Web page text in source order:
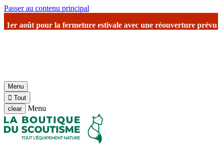
Passer au contenu principal
avec une réouverture prévu le 17 août avec reprise des
Menu
 Tout
clear
Menu